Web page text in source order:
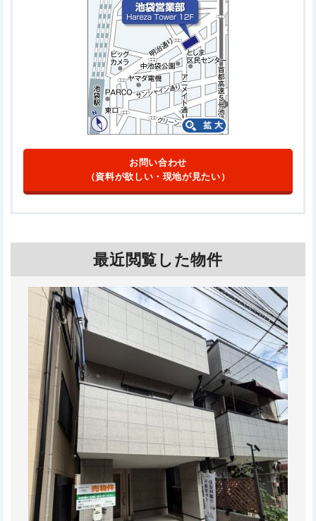
お問い合わせ
（資料が欲しい・現地が見たい）
最近閲覧した物件